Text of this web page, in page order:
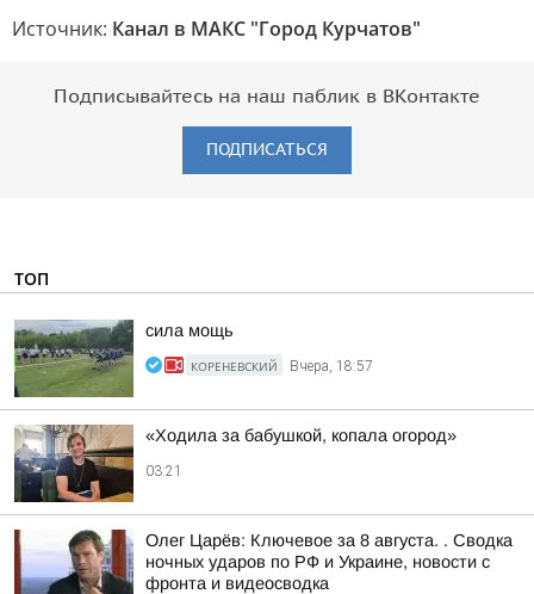
Источник: Канал в МАКС "Город Курчатов"
Подписывайтесь на наш паблик в ВКонтакте
ПОДПИСАТЬСЯ
ТОП
сила мощь
КОРЕНЕВСКИЙ Вчера, 18:57
«Ходила за бабушкой, копала огород»
03:21
Олег Царёв: Ключевое за 8 августа. . Сводка
ночных ударов по РФ и Украине, новости с
фронта и видеосводка